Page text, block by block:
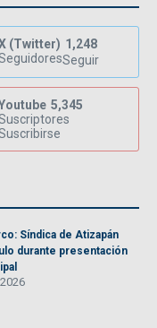
(Twitter) 1,248
Seguir
5,345
Síndica de Atizapán
durante presentación